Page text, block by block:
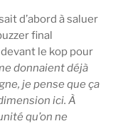
d’abord à saluer
final
le kop pour
donnaient déjà
je pense que ça
ici. À
qu’on ne